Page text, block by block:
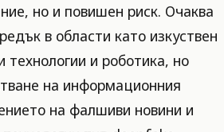
но и повишен риск. Очаква
в области като изкуствен
технологии и роботика, но
на информационния
на фалшиви новини и